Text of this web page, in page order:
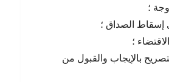
بالإيجاب والقبول من